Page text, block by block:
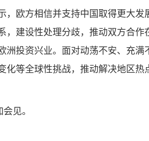
，欧方相信并支持中国取得更大
，建设性处理分歧，推动双方合
洲投资兴业。面对动荡不安、充
化等全球性挑战，推动解决地区
见。